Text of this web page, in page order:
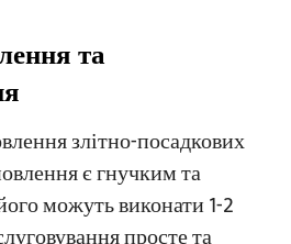
та
злітно-посадкових
є гнучким та
можуть виконати 1-2